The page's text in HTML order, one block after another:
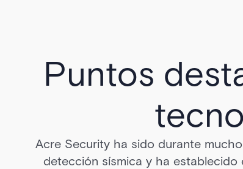
Puntos
Acre Security ha sido durante
detección sísmica y ha